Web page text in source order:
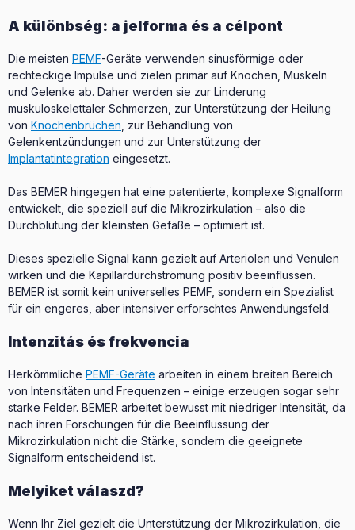
A különbség: a jelforma és a célpont
Die meisten PEMF-Geräte verwenden sinusförmige oder
rechteckige Impulse und zielen primär auf Knochen, Muskeln
und Gelenke ab. Daher werden sie zur Linderung
muskuloskelettaler Schmerzen, zur Unterstützung der Heilung
von Knochenbrüchen , zur Behandlung von
Gelenkentzündungen und zur Unterstützung der
Implantatintegration eingesetzt.
Das BEMER hingegen hat eine patentierte, komplexe Signalform
entwickelt, die speziell auf die Mikrozirkulation – also die
Durchblutung der kleinsten Gefäße – optimiert ist.
Dieses spezielle Signal kann gezielt auf Arteriolen und Venulen
wirken und die Kapillardurchströmung positiv beeinflussen.
BEMER ist somit kein universelles PEMF, sondern ein Spezialist
für ein engeres, aber intensiver erforschtes Anwendungsfeld.
Intenzitás és frekvencia
Herkömmliche PEMF-Geräte arbeiten in einem breiten Bereich
von Intensitäten und Frequenzen – einige erzeugen sogar sehr
starke Felder. BEMER arbeitet bewusst mit niedriger Intensität, da
nach ihren Forschungen für die Beeinflussung der
Mikrozirkulation nicht die Stärke, sondern die geeignete
Signalform entscheidend ist.
Melyiket válaszd?
Wenn Ihr Ziel gezielt die Unterstützung der Mikrozirkulation, die